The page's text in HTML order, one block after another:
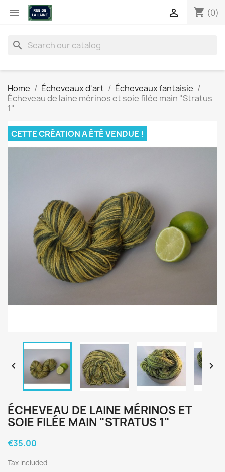
 shopping_cart (0)

search
Home Écheveaux d'art
Écheveaux fantaisie
Écheveau de laine mérinos et soie filée main "Stratus
1"
CETTE CRÉATION A ÉTÉ VENDUE !
 
ÉCHEVEAU DE LAINE MÉRINOS ET
SOIE FILÉE MAIN "STRATUS 1"
€35.00
Tax included